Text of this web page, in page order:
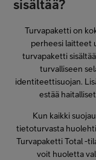
sisältää?
Turvapaketti on
perheesi laitteet
turvapaketti
turvalliseen
identiteettisuojan.
estää
Kun kaikki
tietoturvasta
Turvapaketti Total -
voit huoletta